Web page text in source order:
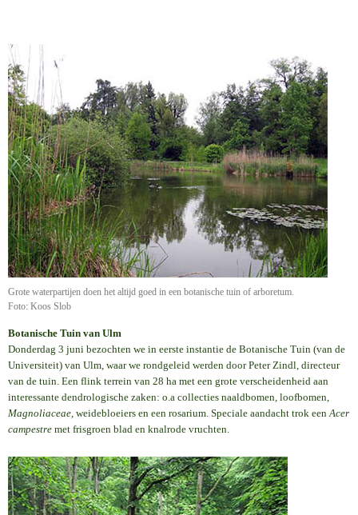
Grote waterpartijen doen het altijd goed in een botanische tuin of arboretum.
Foto: Koos Slob
Botanische Tuin van Ulm
Donderdag 3 juni bezochten we in eerste instantie de Botanische Tuin (van de
Universiteit) van Ulm, waar we rondgeleid werden door Peter Zindl, directeur
van de tuin. Een flink terrein van 28 ha met een grote verscheidenheid aan
interessante dendrologische zaken: o.a collecties naaldbomen, loofbomen,
Magnoliaceae, weidebloeiers en een rosarium. Speciale aandacht trok eenAcer
campestre met frisgroen blad en knalrode vruchten.